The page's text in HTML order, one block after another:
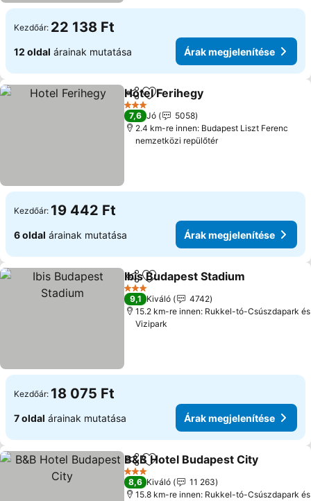
Kezdőár: 22 138 Ft
12 oldal árainak mutatása Árak megjelenítése
Megosztás
Hozzáadás a kedvencekhez
Hotel Ferihegy
3 Kategória
7,6 Jó
5058
2.4 km-re innen: Budapest Liszt Ferenc
nemzetközi repülőtér
Kezdőár: 19 442 Ft
6 oldal árainak mutatása Árak megjelenítése
Megosztás
Hozzáadás a kedvencekhez
Ibis Budapest Stadium
3 Kategória
9,1 Kiváló
4742
15.2 km-re innen: Rukkel-tó-Csúszdapark és
Vizipark
Kezdőár: 18 075 Ft
7 oldal árainak mutatása Árak megjelenítése
Megosztás
Hozzáadás a kedvencekhez
B&B Hotel Budapest City
3 Kategória
8,6 Kiváló
11 263
15.8 km-re innen: Rukkel-tó-Csúszdapark és